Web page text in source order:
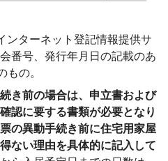
ンターネット登記情報提供サ
番号、発行年月日の記載のあ
もの。
き前の場合は、申立書および
認に要する書類が必要となり
の異動手続き前に住宅用家屋
ない理由を具体的に記入して